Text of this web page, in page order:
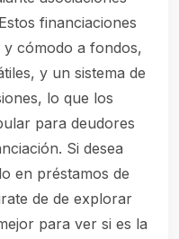
financiaciones
cómodo a fondos,
y un sistema de
lo que los
para deudores
Si desea
en préstamos de
de de explorar
para ver si es la